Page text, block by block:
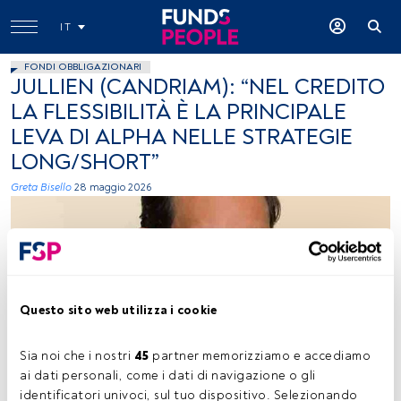
Questo sito web utilizza i cookie
Sia noi che i nostri 45 partner memorizziamo e accediamo
ai dati personali, come i dati di navigazione o gli
identificatori univoci, sul tuo dispositivo. Selezionando
IT
FONDI OBBLIGAZIONARI
JULLIEN (CANDRIAM): “NEL CREDITO
LA FLESSIBILITÀ È LA PRINCIPALE
LEVA DI ALPHA NELLE STRATEGIE
LONG/SHORT”
Greta Bisello 28 maggio 2026
Nicolas Jullien. Foto concessa (Candriam)